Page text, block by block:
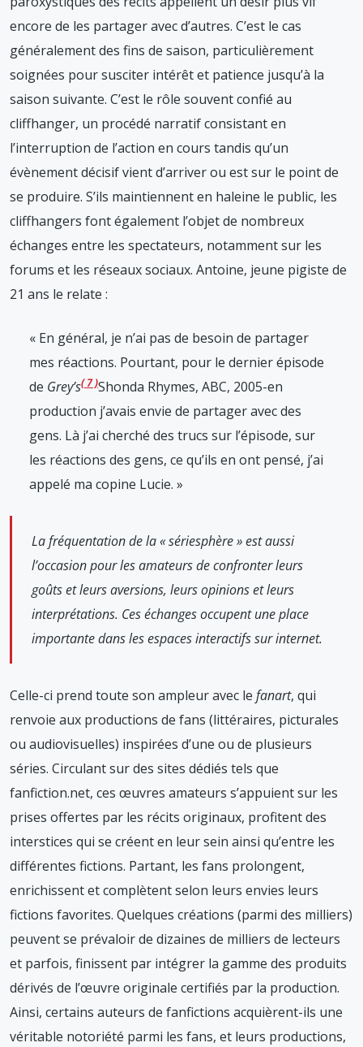
encore de les partager avec d’autres. C’est le cas
généralement des fins de saison, particulièrement
soignées pour susciter intérêt et patience jusqu’à la
saison suivante. C’est le rôle souvent confié au
cliffhanger, un procédé narratif consistant en
l’interruption de l’action en cours tandis qu’un
évènement décisif vient d’arriver ou est sur le point de
se produire. S’ils maintiennent en haleine le public, les
cliffhangers font également l’objet de nombreux
échanges entre les spectateurs, notamment sur les
forums et les réseaux sociaux. Antoine, jeune pigiste de
21 ans le relate :
« En général, je n’ai pas de besoin de partager
mes réactions. Pourtant, pour le dernier épisode
de Grey’s 7 Shonda Rhymes, ABC, 2005-en
production j’avais envie de partager avec des
gens. Là j’ai cherché des trucs sur l’épisode, sur
les réactions des gens, ce qu’ils en ont pensé, j’ai
appelé ma copine Lucie. »
La fréquentation de la « sériesphère » est aussi
l’occasion pour les amateurs de confronter leurs
goûts et leurs aversions, leurs opinions et leurs
interprétations. Ces échanges occupent une place
importante dans les espaces interactifs sur internet.
Celle-ci prend toute son ampleur avec le fanart, qui
renvoie aux productions de fans (littéraires, picturales
ou audiovisuelles) inspirées d’une ou de plusieurs
séries. Circulant sur des sites dédiés tels que
fanfiction.net, ces œuvres amateurs s’appuient sur les
prises offertes par les récits originaux, profitent des
interstices qui se créent en leur sein ainsi qu’entre les
différentes fictions. Partant, les fans prolongent,
enrichissent et complètent selon leurs envies leurs
fictions favorites. Quelques créations (parmi des milliers)
peuvent se prévaloir de dizaines de milliers de lecteurs
et parfois, finissent par intégrer la gamme des produits
dérivés de l’œuvre originale certifiés par la production.
Ainsi, certains auteurs de fanfictions acquièrent-ils une
véritable notoriété parmi les fans, et leurs productions,